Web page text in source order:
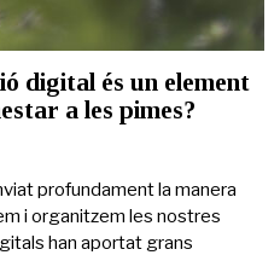
digital és un element
a les pimes?
profundament la manera
i organitzem les nostres
han aportat grans